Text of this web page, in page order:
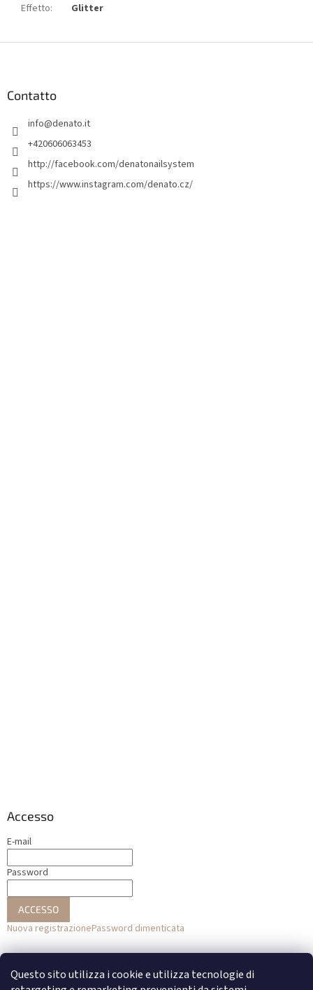
Questo sito utilizza i cookie e utilizza tecnologie di
Effetto: Glitter
Contatto
info@denato.it
+420606063453
http://facebook.com/denatonailsystem
https://www.instagram.com/denato.cz/
Accesso
E-mail
Password
ACCESSO
Nuova registrazionePassword dimenticata
o
Accesso con Facebook